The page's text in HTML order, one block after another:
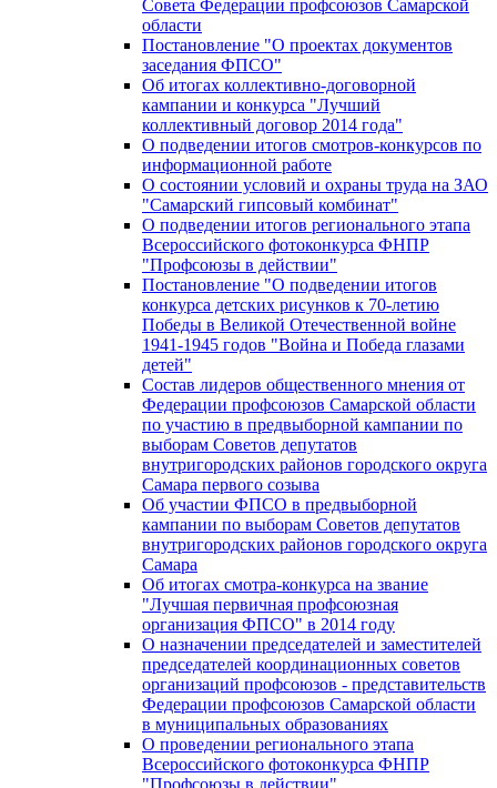
Совета Федерации профсоюзов Самарской
области
Постановление "О проектах документов
заседания ФПСО"
Об итогах коллективно-договорной
кампании и конкурса "Лучший
коллективный договор 2014 года"
О подведении итогов смотров-конкурсов по
информационной работе
О состоянии условий и охраны труда на ЗАО
"Самарский гипсовый комбинат"
О подведении итогов регионального этапа
Всероссийского фотоконкурса ФНПР
"Профсоюзы в действии"
Постановление "О подведении итогов
конкурса детских рисунков к 70-летию
Победы в Великой Отечественной войне
1941-1945 годов "Война и Победа глазами
детей"
Состав лидеров общественного мнения от
Федерации профсоюзов Самарской области
по участию в предвыборной кампании по
выборам Советов депутатов
внутригородских районов городского округа
Самара первого созыва
Об участии ФПСО в предвыборной
кампании по выборам Советов депутатов
внутригородских районов городского округа
Самара
Об итогах смотра-конкурса на звание
"Лучшая первичная профсоюзная
организация ФПСО" в 2014 году
О назначении председателей и заместителей
председателей координационных советов
организаций профсоюзов - представительств
Федерации профсоюзов Самарской области
в муниципальных образованиях
О проведении регионального этапа
Всероссийского фотоконкурса ФНПР
"Профсоюзы в действии"